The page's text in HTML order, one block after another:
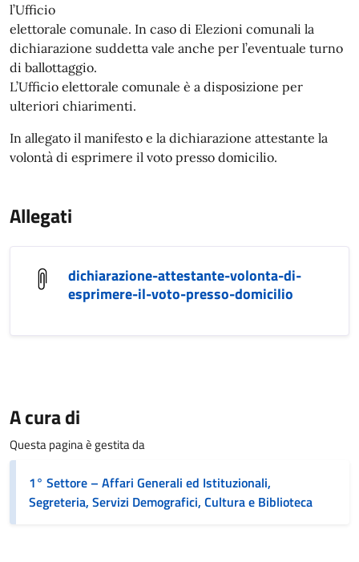
l’Ufficio
elettorale comunale. In caso di Elezioni comunali la
dichiarazione suddetta vale anche per l’eventuale turno
di ballottaggio.
L’Ufficio elettorale comunale è a disposizione per
ulteriori chiarimenti.
In allegato il manifesto e la dichiarazione attestante la
volontà di esprimere il voto presso domicilio.
Allegati
dichiarazione-attestante-volonta-di-
esprimere-il-voto-presso-domicilio
A cura di
Questa pagina è gestita da
1° Settore – Affari Generali ed Istituzionali,
Segreteria, Servizi Demografici, Cultura e Biblioteca